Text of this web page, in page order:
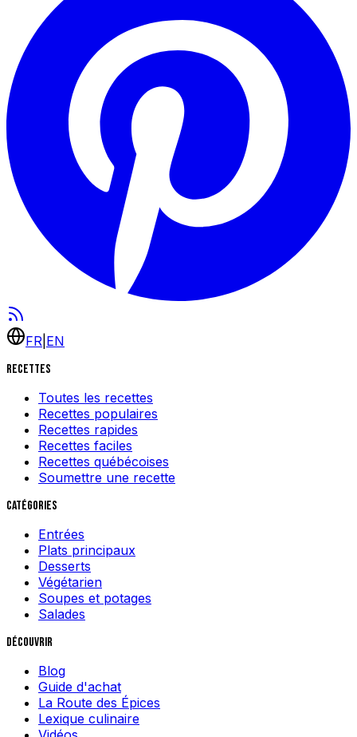
FR EN
Recettes
Toutes les recettes
Recettes populaires
Recettes rapides
Recettes faciles
Recettes québécoises
Soumettre une recette
Catégories
Entrées
Plats principaux
Desserts
Végétarien
Soupes et potages
Salades
Découvrir
Blog
Guide d'achat
La Route des Épices
Lexique culinaire